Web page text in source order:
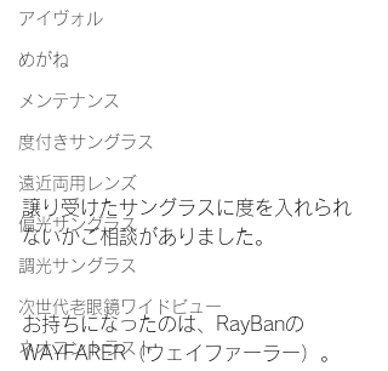
アイヴォル
めがね
メンテナンス
度付きサングラス
遠近両用レンズ
偏光サングラス
調光サングラス
次世代老眼鏡ワイドビュー
ネオコントラスト
譲り受けたサングラスに度を入れられ
ないかご相談がありました。
お持ちになったのは、RayBanの
WAYFARER（ウェイファーラー）。